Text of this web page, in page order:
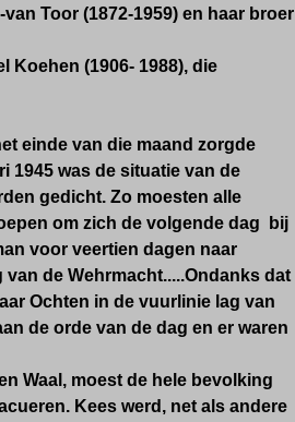
Toor (1872-1959) en haar broer
(1906- 1988), die
einde van die maand zorgde
1945 was de situatie van de
gedicht. Zo moesten alle
om zich de volgende dag bij
voor veertien dagen naar
de Wehrmacht.....Ondanks dat
Ochten in de vuurlinie lag van
de orde van de dag en er waren
Waal, moest de hele bevolking
Kees werd, net als andere